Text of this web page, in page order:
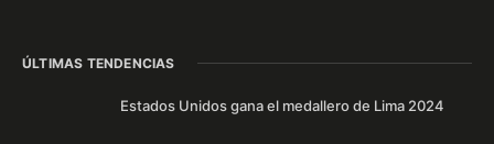
ÚLTIMAS TENDENCIAS
Estados Unidos gana el medallero de Lima 2024